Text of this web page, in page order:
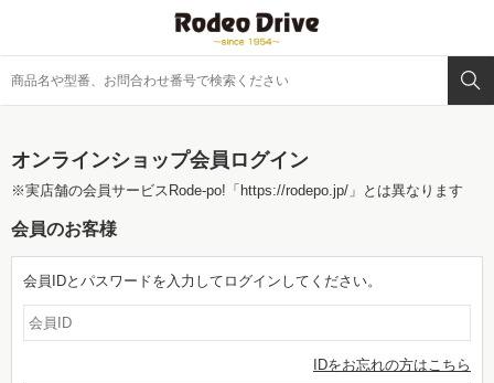
オンラインショップ会員ログイン
※実店舗の会員サービスRode-po! 「https://rodepo.jp/」 とは異なります
会員のお客様
会員IDとパスワードを入力してログインしてください。
IDをお忘れの方はこちら